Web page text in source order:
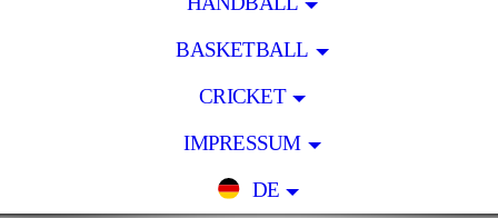
BASKETBALL
CRICKET
IMPRESSUM
DE